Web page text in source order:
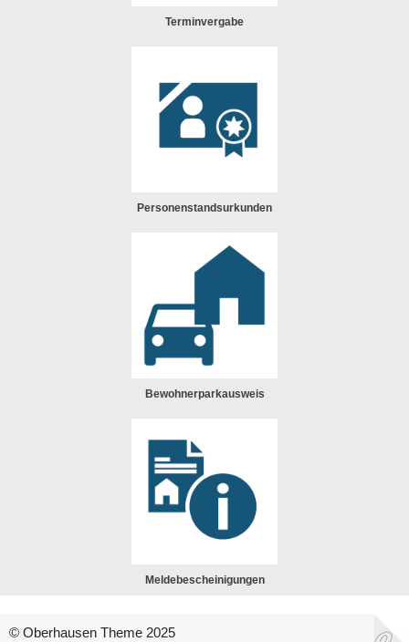
Terminvergabe
Personenstandsurkunden
Bewohnerparkausweis
Meldebescheinigungen
© Oberhausen Theme 2025